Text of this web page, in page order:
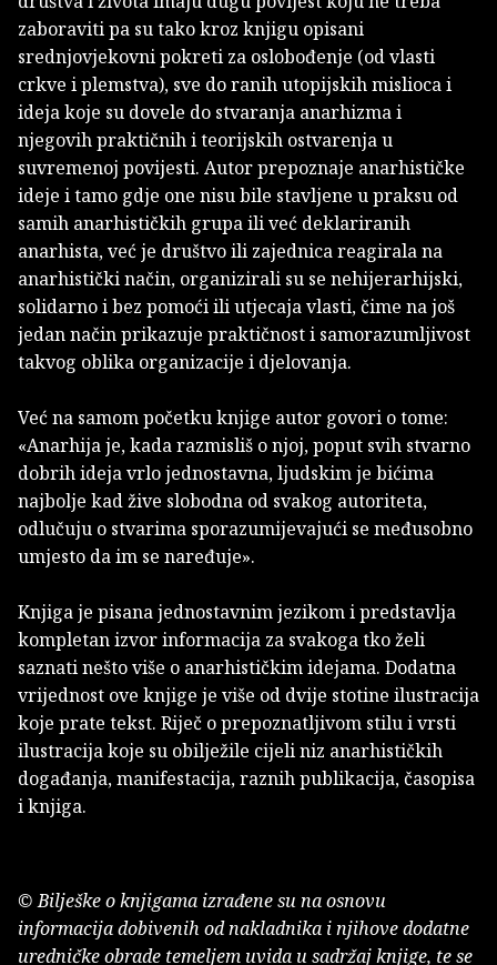
zaboraviti pa su tako kroz knjigu opisani
srednjovjekovni pokreti za oslobođenje (od vlasti
crkve i plemstva), sve do ranih utopijskih mislioca i
ideja koje su dovele do stvaranja anarhizma i
njegovih praktičnih i teorijskih ostvarenja u
suvremenoj povijesti. Autor prepoznaje anarhističke
ideje i tamo gdje one nisu bile stavljene u praksu od
samih anarhističkih grupa ili već deklariranih
anarhista, već je društvo ili zajednica reagirala na
anarhistički način, organizirali su se nehijerarhijski,
solidarno i bez pomoći ili utjecaja vlasti, čime na još
jedan način prikazuje praktičnost i samorazumljivost
takvog oblika organizacije i djelovanja.
Već na samom početku knjige autor govori o tome:
«Anarhija je, kada razmisliš o njoj, poput svih stvarno
dobrih ideja vrlo jednostavna, ljudskim je bićima
najbolje kad žive slobodna od svakog autoriteta,
odlučuju o stvarima sporazumijevajući se međusobno
umjesto da im se naređuje».
Knjiga je pisana jednostavnim jezikom i predstavlja
kompletan izvor informacija za svakoga tko želi
saznati nešto više o anarhističkim idejama. Dodatna
vrijednost ove knjige je više od dvije stotine ilustracija
koje prate tekst. Riječ o prepoznatljivom stilu i vrsti
ilustracija koje su obilježile cijeli niz anarhističkih
događanja, manifestacija, raznih publikacija, časopisa
i knjiga.
© Bilješke o knjigama izrađene su na osnovu
informacija dobivenih od nakladnika i njihove dodatne
uredničke obrade temeljem uvida u sadržaj knjige, te se